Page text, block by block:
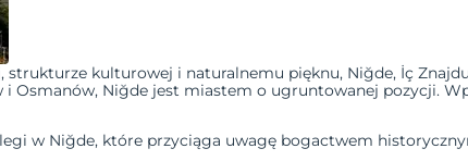
strukturze kulturowej i naturalnemu pięknu, Niğde, İç
Osmanów, Niğde jest miastem o ugruntowanej pozycji.
w Niğde, które przyciąga uwagę bogactwem